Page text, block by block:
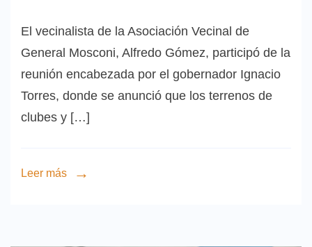
El vecinalista de la Asociación Vecinal de
General Mosconi, Alfredo Gómez, participó de la
reunión encabezada por el gobernador Ignacio
Torres, donde se anunció que los terrenos de
clubes y […]
Leer más